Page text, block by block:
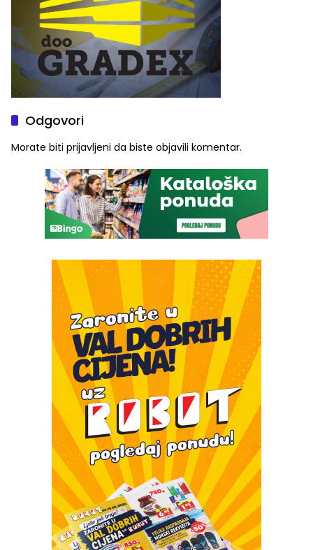
Odgovori
Morate biti prijavljeni da biste objavili komentar.